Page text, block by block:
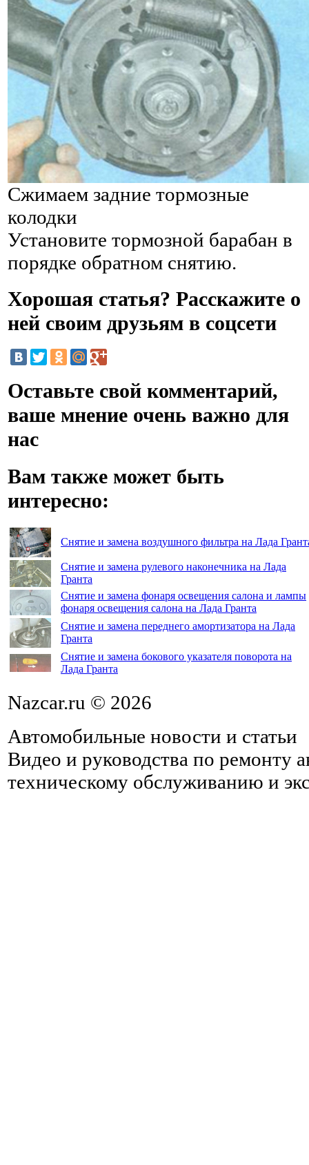
Сжимаем задние тормозные
колодки
Установите тормозной барабан в
порядке обратном снятию.
Хорошая статья? Расскажите о
ней своим друзьям в соцсети
Оставьте свой комментарий,
ваше мнение очень важно для
нас
Вам также может быть
интересно:
Снятие и замена воздушного фильтра на Лада
Снятие и замена рулевого наконечника на Лада
Гранта
Снятие и замена фонаря освещения салона и лампы
фонаря освещения салона на Лада Гранта
Снятие и замена переднего амортизатора на Лада
Гранта
Снятие и замена бокового указателя поворота на
Лада Гранта
Nazcar.ru © 2026
Автомобильные новости и статьи
Видео и руководства по ремонту
техническому обслуживанию и